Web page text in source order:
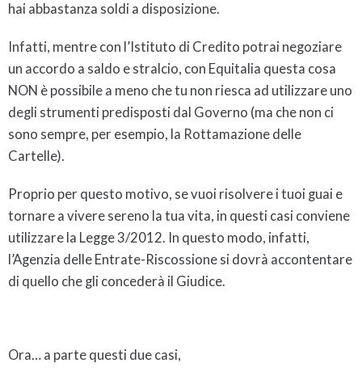
hai abbastanza soldi a disposizione.
Infatti, mentre con l’Istituto di Credito potrai negoziare
un accordo a saldo e stralcio, con Equitalia questa cosa
NON è possibile a meno che tu non riesca ad utilizzare uno
degli strumenti predisposti dal Governo (ma che non ci
sono sempre, per esempio, la Rottamazione delle
Cartelle).
Proprio per questo motivo, se vuoi risolvere i tuoi guai e
tornare a vivere sereno la tua vita, in questi casi conviene
utilizzare la Legge 3/2012. In questo modo, infatti,
l’Agenzia delle Entrate-Riscossione si dovrà accontentare
di quello che gli concederà il Giudice.
Ora… a parte questi due casi,